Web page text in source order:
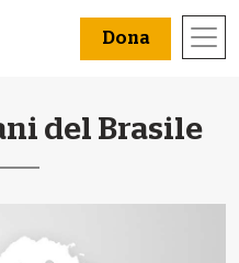
Dona
del Brasile